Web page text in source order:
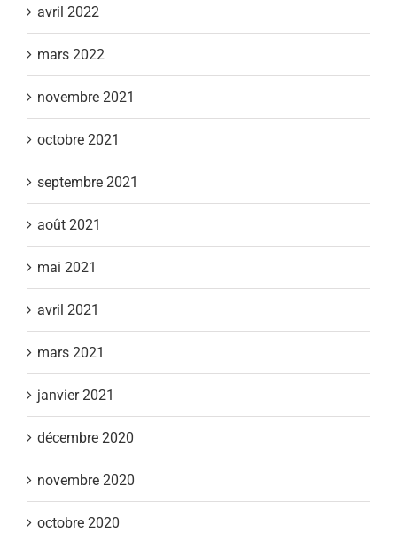
avril 2022
mars 2022
novembre 2021
octobre 2021
septembre 2021
août 2021
mai 2021
avril 2021
mars 2021
janvier 2021
décembre 2020
novembre 2020
octobre 2020